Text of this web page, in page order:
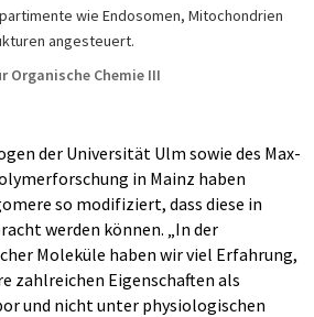
wie Endosomen, Mitochondrien
angesteuert.
Chemie III
der Universität Ulm sowie des Max-
in Mainz haben
so modifiziert, dass diese in
werden können. „In der
Moleküle haben wir viel Erfahrung,
zahlreichen Eigenschaften als
und nicht unter physiologischen